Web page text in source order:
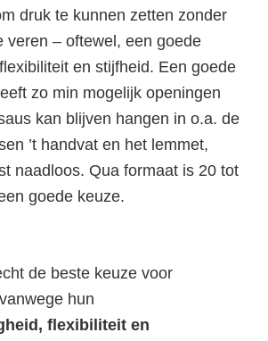
druk te kunnen zetten zonder
veren – oftewel, een goede
en stijfheid. Een goede
zo min mogelijk openingen
kan blijven hangen in o.a. de
’t handvat en het lemmet,
naadloos. Qua formaat is 20 tot
goede keuze.
de beste keuze voor
hun
flexibiliteit en